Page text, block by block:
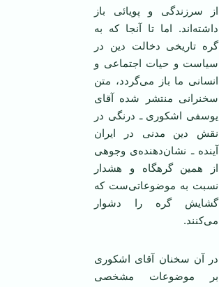
از سرزندگی و پویائی باز
داشته‌اند. اما تا آنجا که به
گره تاریخی دخالت دین در
سیاست و حیات اجتماعی و
انسانی ما باز می‌گردد، متن
سخنرانی منتشر شده آقای
یوسفی اشکوری ـ درنگی در
نقش دین مدنی در ایران
آینده ـ نشان‌دهنده‌ی وجوهی
از همین گرهگاه و هشدار
نسبت به موضوعاتی‌ست که
گشایش گره را دشوار
می‌کنند.
در آن سخنان آقای اشکوری
بر موضوعات مشخصی